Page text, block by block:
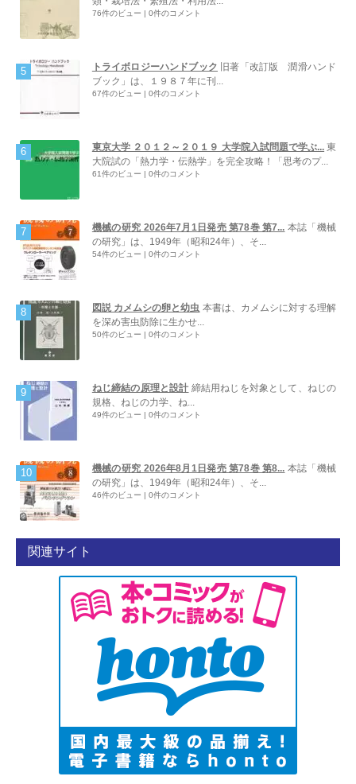
76件のビュー | 0件のコメント
トライボロジーハンドブック 旧著「改訂版 潤滑ハンド
ブック」は、１９８７年に刊...
67件のビュー | 0件のコメント
東京大学 ２０１２～２０１９ 大学院入試問題で学ぶ... 東
大院試の「熱力学・伝熱学」を完全攻略！「思考のプ...
61件のビュー | 0件のコメント
機械の研究 2026年7月1日発売 第78巻 第7... 本誌「機械
の研究」は、1949年（昭和24年）、そ...
54件のビュー | 0件のコメント
図説 カメムシの卵と幼虫 本書は、カメムシに対する理解
を深め害虫防除に生かせ...
50件のビュー | 0件のコメント
ねじ締結の原理と設計 締結用ねじを対象として、ねじの
規格、ねじの力学、ね...
49件のビュー | 0件のコメント
機械の研究 2026年8月1日発売 第78巻 第8... 本誌「機械
の研究」は、1949年（昭和24年）、そ...
46件のビュー | 0件のコメント
関連サイト